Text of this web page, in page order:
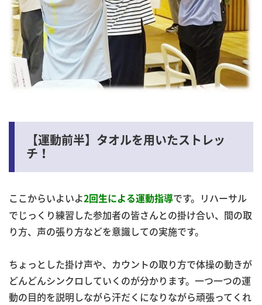
【運動前半】タオルを用いたストレッ
チ！
ここからいよいよ2回生による運動指導です。リハーサル
でじっくり練習した参加者の皆さんとの掛け合い、間の取
り方、声の張り方などを意識しての実施です。
ちょっとした掛け声や、カウントの取り方で体操の動きが
どんどんシンクロしていくのが分かります。一つ一つの運
動の目的を説明しながら汗だくになりながら頑張ってくれ